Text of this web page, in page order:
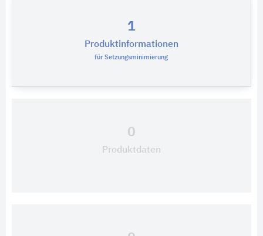
1
Produktinformationen
für Setzungsminimierung
0
Produktdaten